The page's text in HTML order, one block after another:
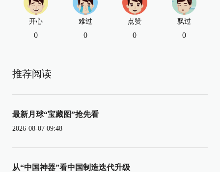
开心
0
难过
0
点赞
0
飘过
0
推荐阅读
最新月球“宝藏图”抢先看
2026-08-07 09:48
从“中国神器”看中国制造迭代升级